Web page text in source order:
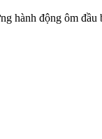
hành động ôm